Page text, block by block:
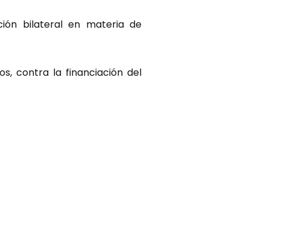
bilateral en materia de
contra la financiación del